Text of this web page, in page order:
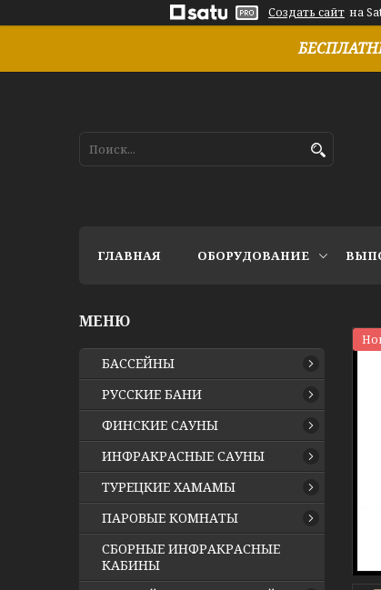
Создать сайт на
ГЛАВНАЯ ОБОРУДОВАНИЕ
БАССЕЙНЫ
РУССКИЕ БАНИ
ФИНСКИЕ САУНЫ
ИНФРАКРАСНЫЕ САУНЫ
ТУРЕЦКИЕ ХАМАМЫ
ПАРОВЫЕ КОМНАТЫ
СБОРНЫЕ ИНФРАКРАСНЫЕ
КАБИНЫ